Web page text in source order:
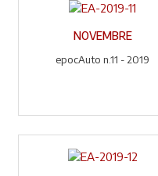
NOVEMBRE
epocAuto n.11 - 2019